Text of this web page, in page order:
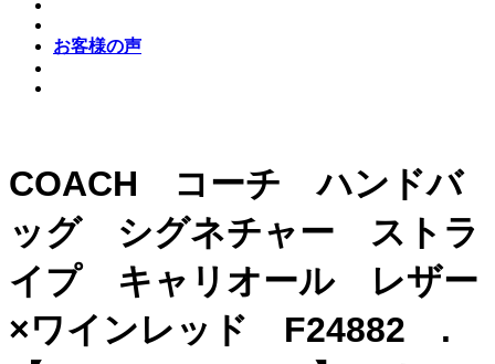
お客様の声
COACH コーチ ハンドバ
ッグ シグネチャー ストラ
イプ キャリオール レザー
×ワインレッド F24882 .